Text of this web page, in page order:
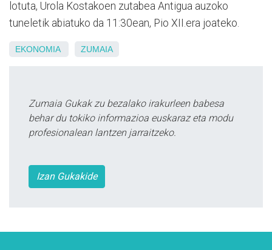
lotuta, Urola Kostakoen zutabea Antigua auzoko
tuneletik abiatuko da 11:30ean, Pio XII.era joateko.
EKONOMIA ZUMAIA
Zumaia Gukak zu bezalako irakurleen babesa
behar du tokiko informazioa euskaraz eta modu
profesionalean lantzen jarraitzeko.
Izan Gukakide